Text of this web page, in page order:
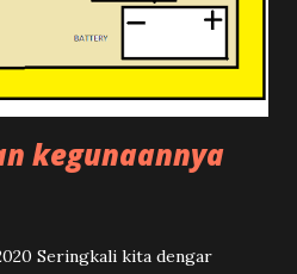
kegunaannya
Seringkali kita dengar